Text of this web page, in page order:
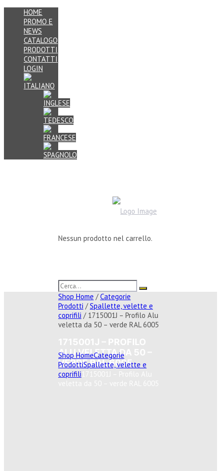
HOME
PROMO E
NEWS
CATALOGO
PRODOTTI
CONTATTI
LOGIN
Nessun prodotto nel carrello.
Shop Home /Categorie
Prodotti /Spallette, velette e
coprifili / 1715001J – Profilo Alu
veletta da 50 – verde RAL 6005
ALU VELETTA DA 50 –
VERDE RAL 6005
Shop HomeCategorie
ProdottiSpallette, velette e
coprifili